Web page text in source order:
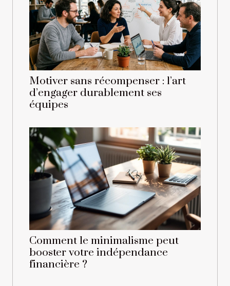
Motiver sans récompenser : l’art
d’engager durablement ses
équipes
Comment le minimalisme peut
booster votre indépendance
financière ?